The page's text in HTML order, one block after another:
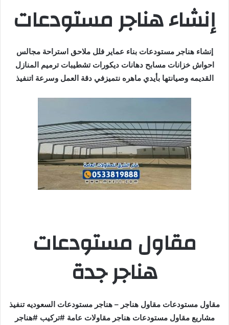
إنشاء هناجر مستودعات
إنشاء هناجر مستودعات بناء عماير فلل ملاحق استراحة مجالس
احواش خزانات مسابح دهانات ديكورات تشطيبات ترميم المنازل
القديمه وصيانتها بأيدي ماهره نتميزفي دقة العمل وسرعة اتنفيذ
مقاول مستودعات
هناجر جدة
مقاول مستودعات مقاول هناجر – هناجر مستودعات السعوديه تنفيذ
مشاريع مقاول مستودعات هناجر مقاولات عامة #تركيب #هناجر